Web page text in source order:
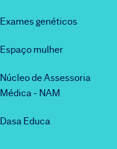
Exames genéticos
Espaço mulher
Núcleo de Assessoria
Médica - NAM
Dasa Educa